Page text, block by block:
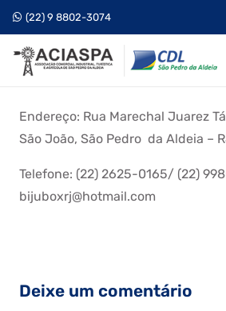
(22) 9 8802-3074
Endereço: Rua Marechal Juarez
São João, São Pedro da Aldeia –
Telefone: (22) 2625-0165/ (22)
bijuboxrj@hotmail.com
Deixe um comentário